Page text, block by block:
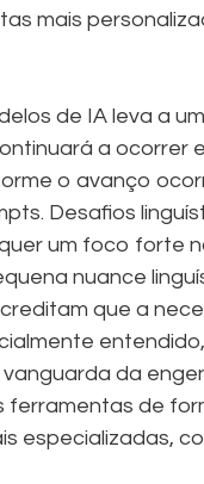
mais
de IA leva a
a ocorrer
o avanço
Desafios
um foco forte
nuance
que a
da
ferramentas de
especializadas,